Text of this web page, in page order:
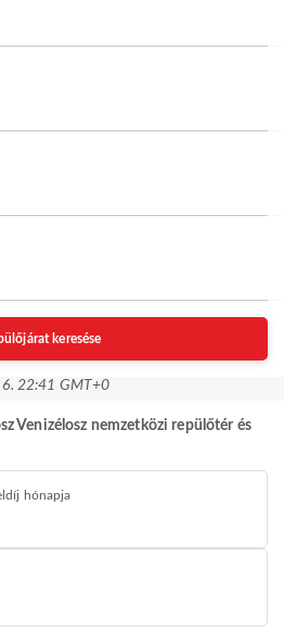
keresése
22:41 GMT+0
Venizélosz nemzetközi repülőtér és
hónapja